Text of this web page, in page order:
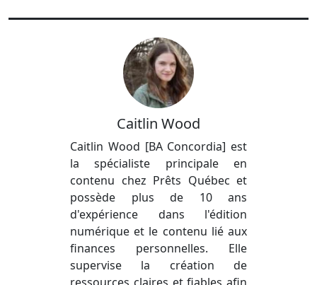
Caitlin Wood
Caitlin Wood [BA Concordia] est
la spécialiste principale en
contenu chez Prêts Québec et
possède plus de 10 ans
d'expérience dans l'édition
numérique et le contenu lié aux
finances personnelles. Elle
supervise la création de